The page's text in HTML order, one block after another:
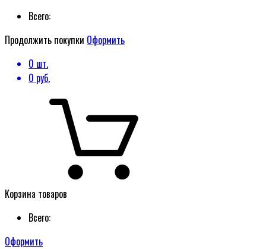
Всего:
Продолжить покупки Оформить
0 шт.
0 руб.
Корзина товаров
Всего:
Оформить